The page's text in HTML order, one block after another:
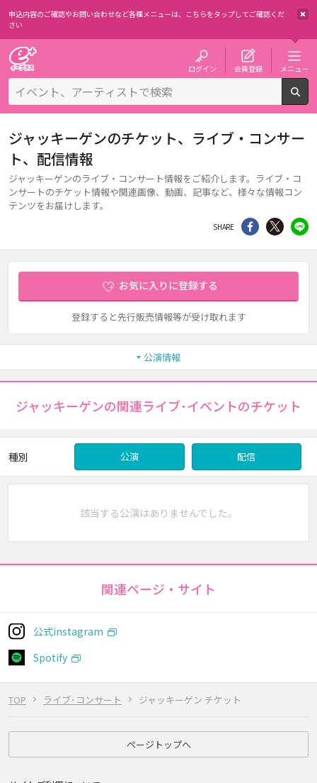
申込内容のご確認やお問い合わせなど各種メニューは、 こちらをタップしてご確認くだ
さい
ログイン 会員登録 メニュー
TOP ライブ･コンサート ジャッキーゲン チケット
ジャッキーゲンのチケット、ライブ・コンサー
ト、配信情報
ジャッキーゲンのライブ・コンサート情報をご紹介します。ライブ・コ
ンサートのチケット情報や関連画像、動画、記事など、様々な情報コン
テンツをお届けします。
SHARE シェア Twitter
お気に入りに登録する
登録すると先行販売情報等が受け取れます
公演情報
ジャッキーゲンの関連ライブ･イベントのチケット
種別 公演 配信
該当する公演はありませんでした。
関連ページ・サイト
公式instagram
Spotify
ページトップへ